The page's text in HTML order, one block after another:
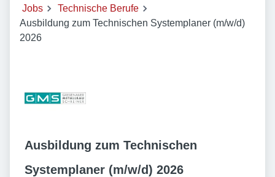
Jobs
Technische Berufe
Ausbildung zum Technischen Systemplaner (m/w/d)
2026
Ausbildung zum Technischen
Systemplaner (m/w/d) 2026